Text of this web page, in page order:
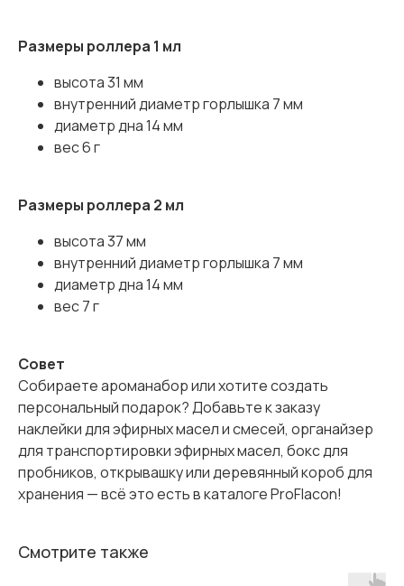
Размеры роллера 1 мл
высота 31 мм
внутренний диаметр горлышка 7 мм
диаметр дна 14 мм
вес 6 г
Размеры роллера 2 мл
высота 37 мм
внутренний диаметр горлышка 7 мм
диаметр дна 14 мм
вес 7 г
Совет
Собираете ароманабор или хотите создать
персональный подарок? Добавьте к заказу
наклейки для эфирных масел и смесей, органайзер
для транспортировки эфирных масел, бокс для
пробников, открывашку или деревянный короб для
хранения — всё это есть в каталоге ProFlacon!
Смотрите также